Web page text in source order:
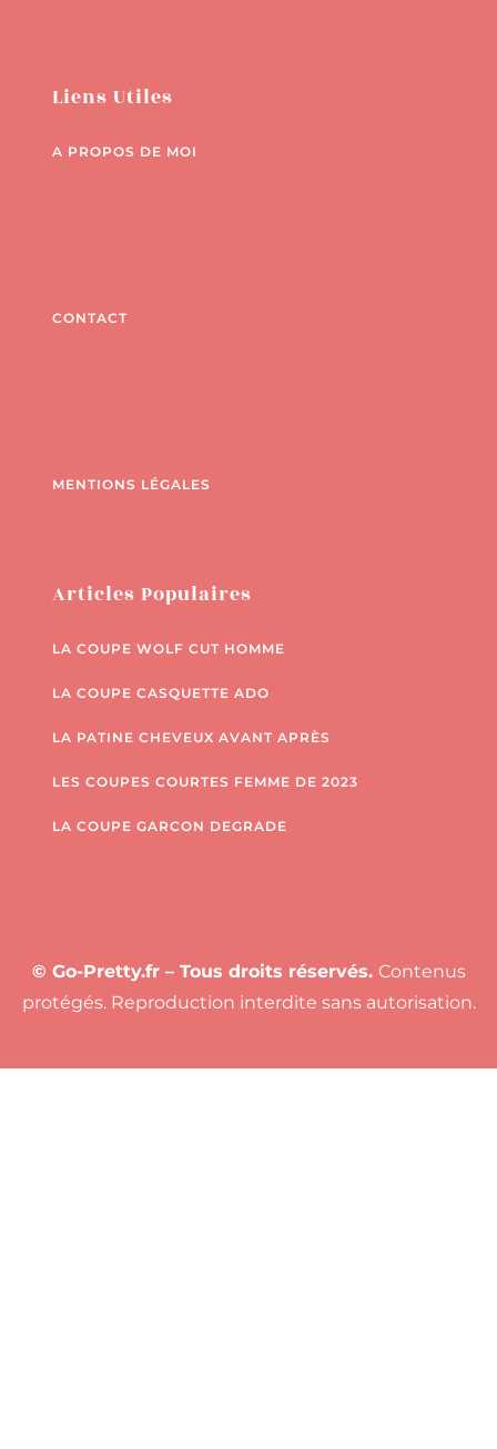
Liens Utiles
A PROPOS DE MOI
CONTACT
MENTIONS LÉGALES
Articles Populaires
LA COUPE WOLF CUT HOMME
LA COUPE CASQUETTE ADO
LA PATINE CHEVEUX AVANT APRÈS
LES COUPES COURTES FEMME DE 2023
LA COUPE GARCON DEGRADE
© Go-Pretty.fr – Tous droits réservés. Contenus
protégés. Reproduction interdite sans autorisation.